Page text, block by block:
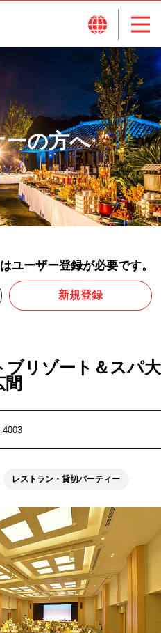
の方へ
ユーザー登録が必要です。
新規登録
リゾート＆スパ大
間
レストラン・貸切パーティー